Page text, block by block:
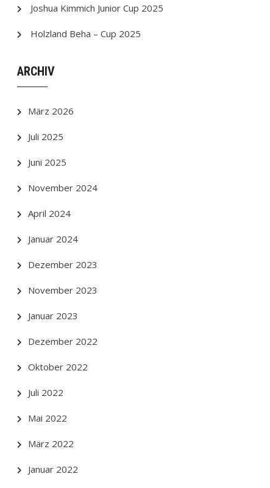
Joshua Kimmich Junior Cup 2025
Holzland Beha – Cup 2025
ARCHIV
März 2026
Juli 2025
Juni 2025
November 2024
April 2024
Januar 2024
Dezember 2023
November 2023
Januar 2023
Dezember 2022
Oktober 2022
Juli 2022
Mai 2022
März 2022
Januar 2022